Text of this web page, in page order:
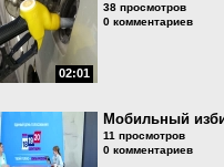
02:01
38 просмотров
0 комментариев
Мобильный
11 просмотров
0 комментариев